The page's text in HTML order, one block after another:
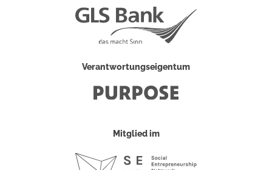
Verantwortungseigentum
Mitglied im